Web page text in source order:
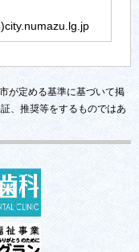
が定める基準に基づいて掲
、推奨等をするものではあ